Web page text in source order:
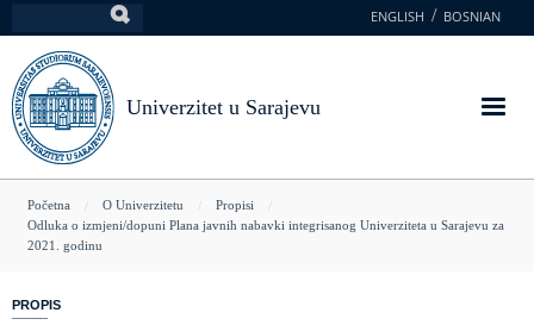
na
glavni
sadržaj
ENGLISH BOSNIAN
Univerzitet u Sarajevu
You
are
Početna O Univerzitetu
Propisi
Odluka o izmjeni/dopuni Plana javnih nabavki integrisanog Univerziteta u Sarajevu za
2021. godinu
PROPIS